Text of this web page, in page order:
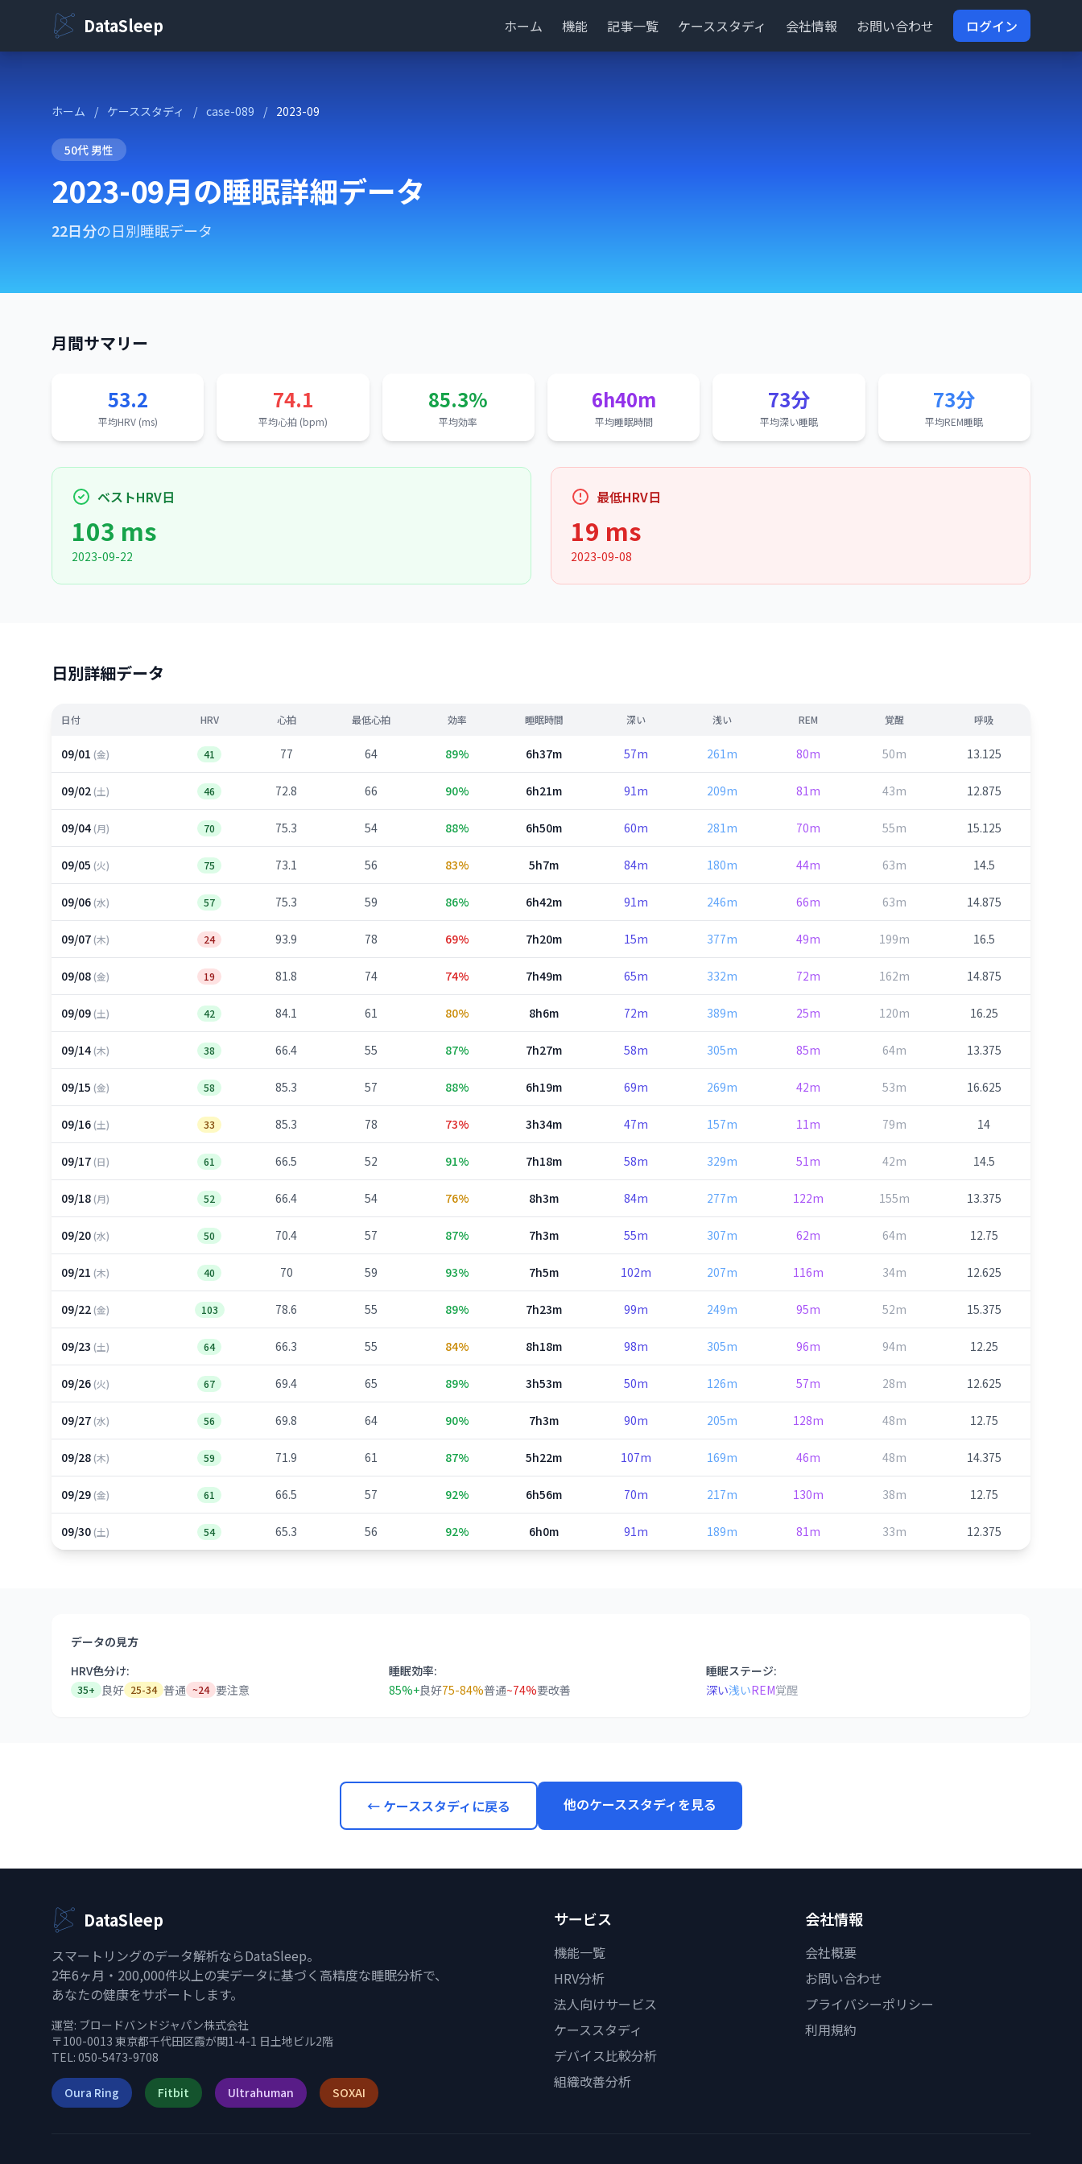
DataSleep ホーム 機能 記事一覧 ケーススタディ 会社情報 お問い合わせ ログイン
ホーム / ケーススタディ / case-089 / 2023-09
50代 男性
2023-09月の睡眠詳細データ
22日分の日別睡眠データ
月間サマリー
53.2
平均HRV (ms)
74.1
平均心拍 (bpm)
85.3%
平均効率
6h40m
平均睡眠時間
73分
平均深い睡眠
73分
平均REM睡眠
ベストHRV日
103 ms
2023-09-22
最低HRV日
19 ms
2023-09-08
日別詳細データ
日付 HRV 心拍 最低心拍 効率 睡眠時間 深い 浅い REM 覚醒 呼吸
09/01 (金) 41 77 64 89% 6h37m 57m 261m 80m 50m 13.125
09/02(土) 46 72.8 66 90% 6h21m 91m 209m 81m 43m 12.875
09/04(月) 70 75.3 54 88% 6h50m 60m 281m 70m 55m 15.125
09/05 (火) 75 73.1 56 83% 5h7m 84m 180m 44m 63m 14.5
09/06(水) 57 75.3 59 86% 6h42m 91m 246m 66m 63m 14.875
09/07(木) 24 93.9 78 69% 7h20m 15m 377m 49m 199m 16.5
09/08(金) 19 81.8 74 74% 7h49m 65m 332m 72m 162m 14.875
09/09(土) 42 84.1 61 80% 8h6m 72m 389m 25m 120m 16.25
09/14(木) 38 66.4 55 87% 7h27m 58m 305m 85m 64m 13.375
09/15 (金) 58 85.3 57 88% 6h19m 69m 269m 42m 53m 16.625
09/16(土) 33 85.3 78 73% 3h34m 47m 157m 11m 79m 14
09/17(日) 61 66.5 52 91% 7h18m 58m 329m 51m 42m 14.5
09/18(月) 52 66.4 54 76% 8h3m 84m 277m 122m 155m 13.375
09/20(水) 50 70.4 57 87% 7h3m 55m 307m 62m 64m 12.75
09/21 (木) 40 70 59 93% 7h5m 102m 207m 116m 34m 12.625
09/22(金) 103 78.6 55 89% 7h23m 99m 249m 95m 52m 15.375
09/23 (土) 64 66.3 55 84% 8h18m 98m 305m 96m 94m 12.25
09/26(火) 67 69.4 65 89% 3h53m 50m 126m 57m 28m 12.625
09/27(水) 56 69.8 64 90% 7h3m 90m 205m 128m 48m 12.75
09/28(木) 59 71.9 61 87% 5h22m 107m 169m 46m 48m 14.375
09/29(金) 61 66.5 57 92% 6h56m 70m 217m 130m 38m 12.75
09/30(土) 54 65.3 56 92% 6h0m 91m 189m 81m 33m 12.375
データの見方
HRV色分け:
35+ 良好 25-34 普通 ~24 要注意
睡眠効率:
85%+良好75-84%普通~74%要改善
睡眠ステージ:
深い浅いREM覚醒
← ケーススタディに戻る 他のケーススタディを見る
DataSleep
スマートリングのデータ解析ならDataSleep。
2年6ヶ月・200,000件以上の実データに基づく高精度な睡眠分析で、
あなたの健康をサポートします。
運営: ブロードバンドジャパン株式会社
〒100-0013 東京都千代田区霞が関1-4-1 日土地ビル2階
TEL: 050-5473-9708
Oura Ring Fitbit Ultrahuman SOXAI
サービス
機能一覧
HRV分析
法人向けサービス
ケーススタディ
デバイス比較分析
組織改善分析
会社情報
会社概要
お問い合わせ
プライバシーポリシー
利用規約